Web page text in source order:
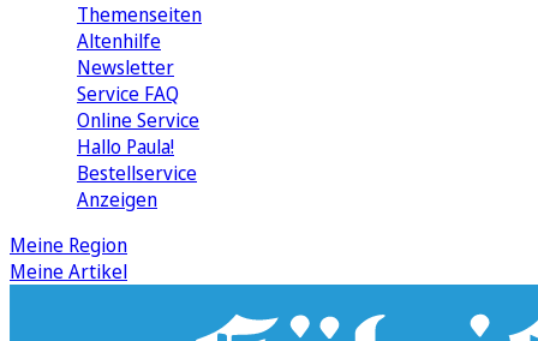
Themenseiten
Altenhilfe
Newsletter
Service FAQ
Online Service
Hallo Paula!
Bestellservice
Anzeigen
Meine Region
Meine Artikel